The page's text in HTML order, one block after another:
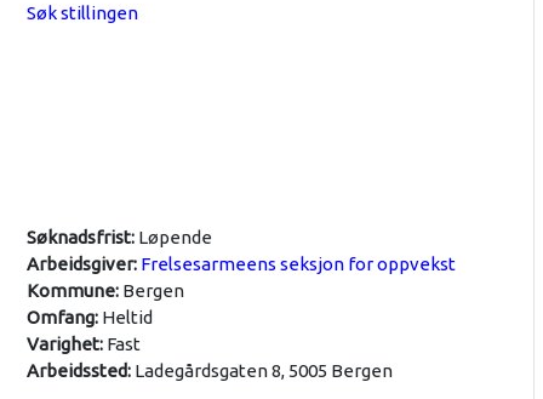
Søk stillingen
Søknadsfrist: Løpende
Arbeidsgiver: Frelsesarmeens seksjon for oppvekst
Kommune: Bergen
Omfang: Heltid
Varighet: Fast
Arbeidssted: Ladegårdsgaten 8, 5005 Bergen